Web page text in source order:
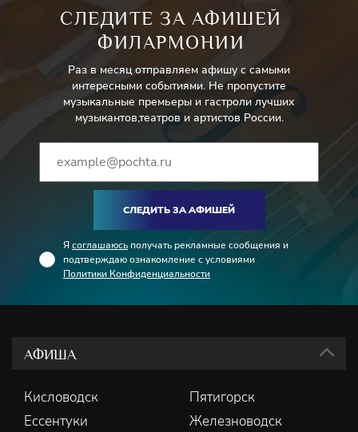
СЛЕДИТЕ ЗА АФИШЕЙ
ФИЛАРМОНИИ
Раз в месяц отправляем афишу с самыми
интересными событиями. Не пропустите
музыкальные премьеры и гастроли лучших
музыкантов,театров и артистов России.
СЛЕДИТЬ ЗА АФИШЕЙ
Я соглашаюсь получать рекламные сообщения и
подтверждаю ознакомление с условиями
Политики Конфиденциальности
АФИША
Кисловодск
Пятигорск
Ессентуки
Железноводск